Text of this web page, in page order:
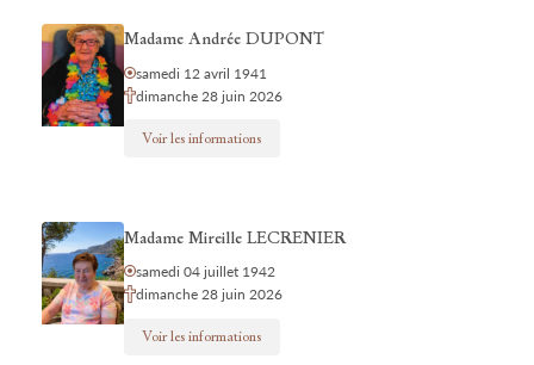
Madame Andrée DUPONT
samedi 12 avril 1941
dimanche 28 juin 2026
Voir les informations
Madame Mireille LECRENIER
samedi 04 juillet 1942
dimanche 28 juin 2026
Voir les informations